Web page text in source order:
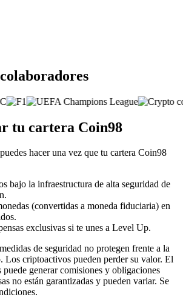
tu cartera Coin98
hacer una vez que tu cartera Coin98
bajo la infraestructura de alta seguridad de
(convertidas a moneda fiduciaria) en
exclusivas si te unes a Level Up.
de seguridad no protegen frente a la
Los criptoactivos pueden perder su valor. El
puede generar comisiones y obligaciones
no están garantizadas y pueden variar. Se